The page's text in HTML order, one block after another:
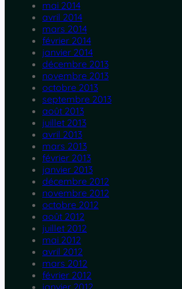
mai 2014
avril 2014
mars 2014
février 2014
janvier 2014
décembre 2013
novembre 2013
octobre 2013
septembre 2013
août 2013
juillet 2013
avril 2013
mars 2013
février 2013
janvier 2013
décembre 2012
novembre 2012
octobre 2012
août 2012
juillet 2012
mai 2012
avril 2012
mars 2012
février 2012